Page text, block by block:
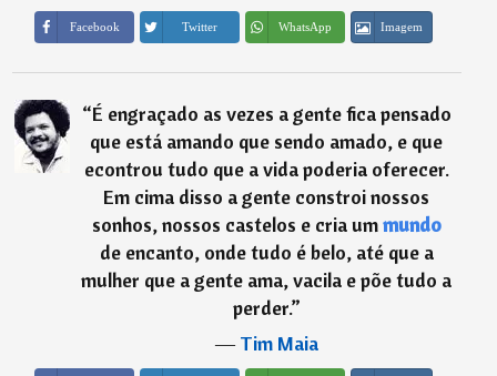
Facebook Twitter WhatsApp Imagem
“É engraçado as vezes a gente fica pensado
que está amando que sendo amado, e que
econtrou tudo que a vida poderia oferecer.
Em cima disso a gente constroi nossos
sonhos, nossos castelos e cria ummundo
de encanto, onde tudo é belo, até que a
mulher que a gente ama, vacila e põe tudo a
perder.”
―Tim Maia